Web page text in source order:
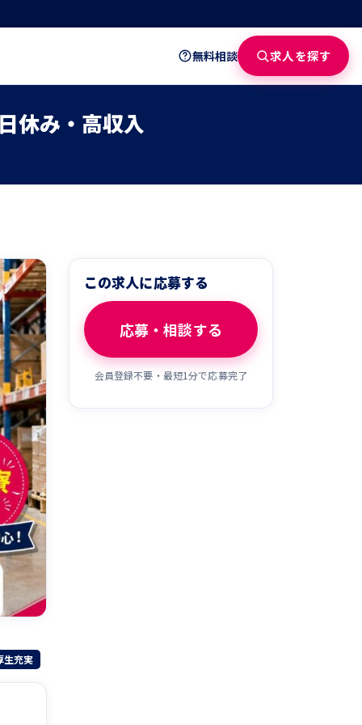
無料相談 求人を探す
休み・高収入
生充実
この求人に応募する
応募・相談する
会員登録不要・最短1分で応募完了